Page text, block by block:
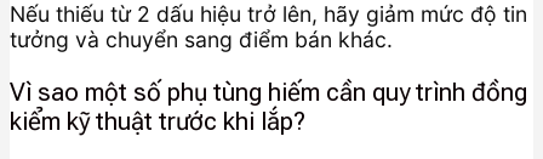
Nếu thiếu từ 2 dấu hiệu trở lên, hãy giảm mức độ tin
tưởng và chuyển sang điểm bán khác.
Vì sao một số phụ tùng hiếm cần quy trình đồng
kiểm kỹ thuật trước khi lắp?